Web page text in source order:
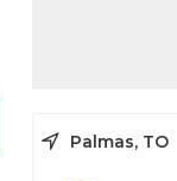
Palmas, TO